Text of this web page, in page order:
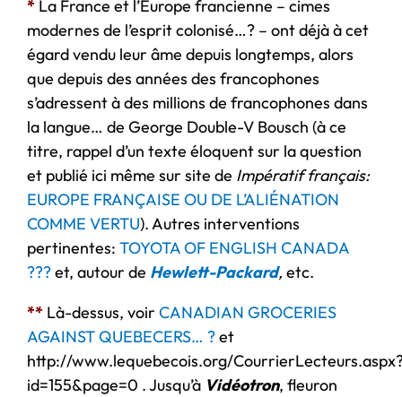
* La France et l’Europe francienne – cimes
modernes de l’esprit colonisé…? – ont déjà à cet
égard vendu leur âme depuis longtemps, alors
que depuis des années des francophones
s’adressent à des millions de francophones dans
la langue… de George Double-V Bousch (à ce
titre, rappel d’un texte éloquent sur la question
et publié ici même sur site de Impératif français:
EUROPE FRANÇAISE OU DE L’ALIÉNATION
COMME VERTU). Autres interventions
pertinentes: TOYOTA OF ENGLISH CANADA
???et, autour de Hewlett-Packard, etc.
** Là-dessus, voir CANADIAN GROCERIES
AGAINST QUEBECERS… ?et
http://www.lequebecois.org/
id=155&page=0 . Jusqu’à Vidéotron, fleuron